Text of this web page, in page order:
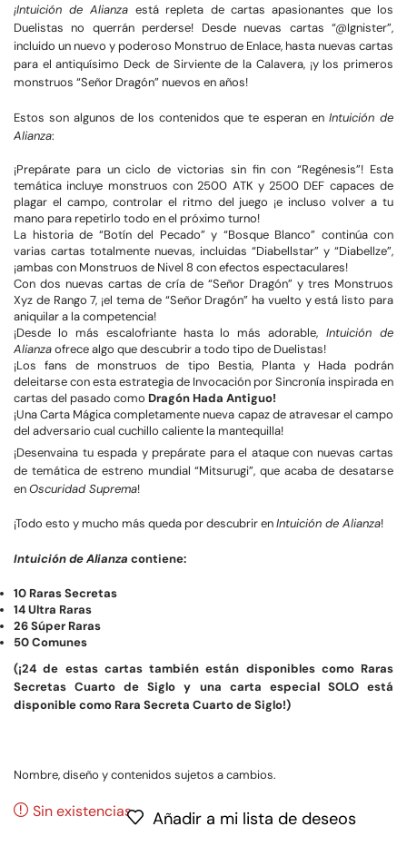
¡Intuición de Alianzaestá repleta de cartas apasionantes que los
Duelistas no querrán perderse! Desde nuevas cartas “@Ignister”,
incluido un nuevo y poderoso Monstruo de Enlace, hasta nuevas cartas
para el antiquísimo Deck de Sirviente de la Calavera, ¡y los primeros
monstruos “Señor Dragón” nuevos en años!
Estos son algunos de los contenidos que te esperan enIntuición de
Alianza:
¡Prepárate para un ciclo de victorias sin fin con “Regénesis”! Esta
temática incluye monstruos con 2500 ATK y 2500 DEF capaces de
plagar el campo, controlar el ritmo del juego ¡e incluso volver a tu
mano para repetirlo todo en el próximo turno!
La historia de “Botín del Pecado” y “Bosque Blanco” continúa con
varias cartas totalmente nuevas, incluidas “Diabellstar” y “Diabellze”,
¡ambas con Monstruos de Nivel 8 con efectos espectaculares!
Con dos nuevas cartas de cría de “Señor Dragón” y tres Monstruos
Xyz de Rango 7, ¡el tema de “Señor Dragón” ha vuelto y está listo para
aniquilar a la competencia!
¡Desde lo más escalofriante hasta lo más adorable, Intuición de
Alianzaofrece algo que descubrir a todo tipo de Duelistas!
¡Los fans de monstruos de tipo Bestia, Planta y Hada podrán
deleitarse con esta estrategia de Invocación por Sincronía inspirada en
cartas del pasado como Dragón Hada Antiguo!
¡Una Carta Mágica completamente nueva capaz de atravesar el campo
del adversario cual cuchillo caliente la mantequilla!
¡Desenvaina tu espada y prepárate para el ataque con nuevas cartas
de temática de estreno mundial “Mitsurugi”, que acaba de desatarse
enOscuridad Suprema!
¡Todo esto y mucho más queda por descubrir enIntuición de Alianza!
Intuición de Alianza contiene:
10 Raras Secretas
14 Ultra Raras
26 Súper Raras
50 Comunes
(¡24 de estas cartas también están disponibles como Raras
Secretas Cuarto de Siglo y una carta especial SOLO está
disponible como Rara Secreta Cuarto de Siglo!)
Nombre, diseño y contenidos sujetos a cambios.
Sin existencias Añadir a mi lista de deseos